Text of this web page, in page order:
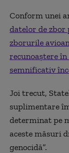
Conform unei
datelor de zbor
zborurile
recunoaștere
semnificativ
Joi trecut,
suplimentare
determinat pe
aceste măsuri
genocidă”.